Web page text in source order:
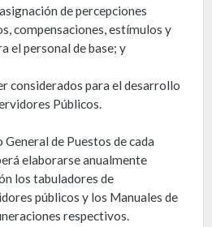
de percepciones
compensaciones, estímulos y
el personal de base; y
considerados para el desarrollo
Públicos.
de Puestos de cada
elaborarse anualmente
los tabuladores de
públicos y los Manuales de
respectivos.